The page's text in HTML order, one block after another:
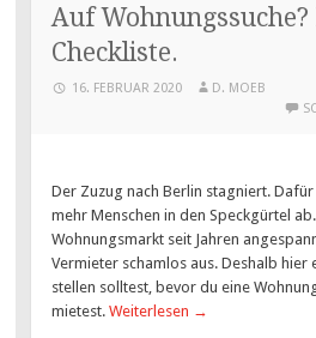
Auf Wohnungssuche?
Checkliste.
16. FEBRUAR 2020
D. MOEB
Der Zuzug nach Berlin stagniert.
mehr Menschen in den Speckgürtel
Wohnungsmarkt seit Jahren
Vermieter schamlos aus. Deshalb hier
stellen solltest, bevor du eine
mietest.Weiterlesen →